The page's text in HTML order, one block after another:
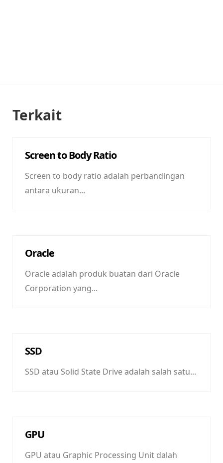
Terkait
Screen to Body Ratio
Screen to body ratio adalah perbandingan
antara ukuran...
Oracle
Oracle adalah produk buatan dari Oracle
Corporation yang...
SSD
SSD atau Solid State Drive adalah salah satu...
GPU
GPU atau Graphic Processing Unit dalah